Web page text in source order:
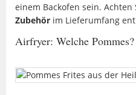
einem Backofen sein.
Zubehör im Lieferumfang
Airfryer: Welche